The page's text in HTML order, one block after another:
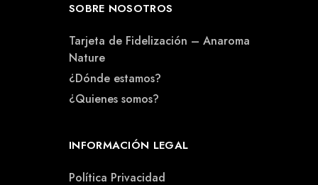
SOBRE NOSOTROS
Tarjeta de Fidelización – Anaroma
Nature
¿Dónde estamos?
¿Quienes somos?
INFORMACIÓN LEGAL
Política Privacidad